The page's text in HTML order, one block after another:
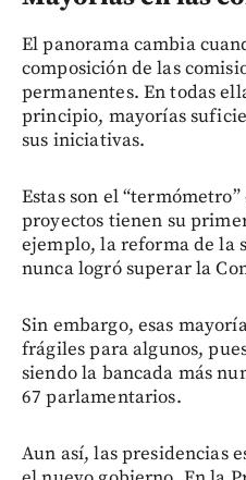
El panorama cambia
composición de las
permanentes. En todas
principio, mayorías
sus iniciativas.
Estas son el
proyectos tienen su
ejemplo, la reforma de la
nunca logró superar la
Sin embargo, esas
frágiles para algunos,
siendo la bancada más
67 parlamentarios.
Aun así, las presidencias